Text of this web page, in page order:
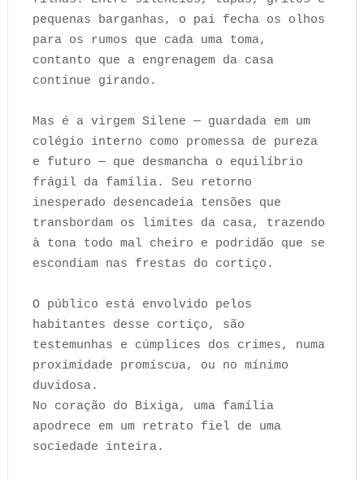
pequenas barganhas, o pai fecha os olhos
para os rumos que cada uma toma,
contanto que a engrenagem da casa
continue girando.
Mas é a virgem Silene — guardada em um
colégio interno como promessa de pureza
e futuro — que desmancha o equilíbrio
frágil da família. Seu retorno
inesperado desencadeia tensões que
transbordam os limites da casa, trazendo
à tona todo mal cheiro e podridão que se
escondiam nas frestas do cortiço.
O público está envolvido pelos
habitantes desse cortiço, são
testemunhas e cúmplices dos crimes, numa
proximidade promíscua, ou no mínimo
duvidosa.
No coração do Bixiga, uma família
apodrece em um retrato fiel de uma
sociedade inteira.